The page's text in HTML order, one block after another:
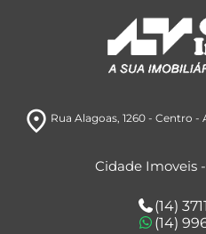
room Rua Alagoas, 1260- Centro -
Cidade Imoveis -
(14)
(14)